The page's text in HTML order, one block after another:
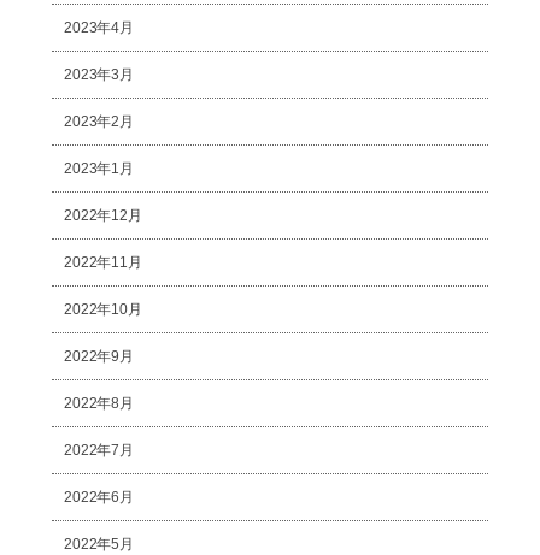
2023年4月
2023年3月
2023年2月
2023年1月
2022年12月
2022年11月
2022年10月
2022年9月
2022年8月
2022年7月
2022年6月
2022年5月